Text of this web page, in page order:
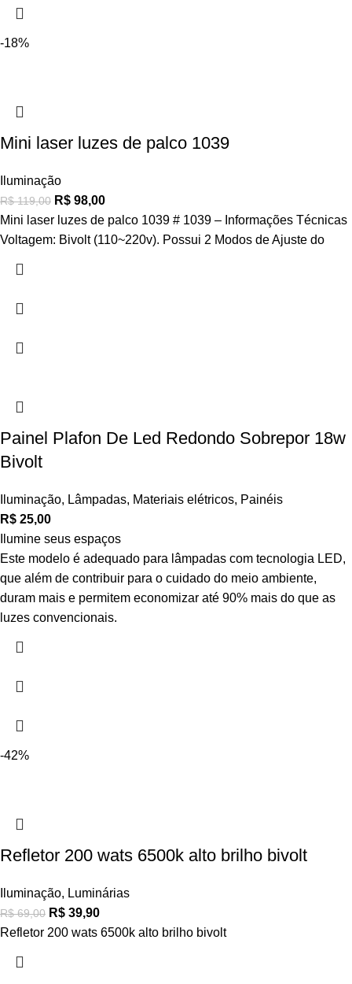
-18%
Mini laser luzes de palco 1039
Iluminação
R$119,00 R$ 98,00
Mini laser luzes de palco 1039 # 1039 – Informações Técnicas
Voltagem: Bivolt (110~220v). Possui 2 Modos de Ajuste do
Painel Plafon De Led Redondo Sobrepor 18w
Bivolt
Iluminação, Lâmpadas, Materiais elétricos, Painéis
R$ 25,00
Ilumine seus espaços
Este modelo é adequado para lâmpadas com tecnologia LED,
que além de contribuir para o cuidado do meio ambiente,
duram mais e permitem economizar até 90% mais do que as
luzes convencionais.
-42%
Refletor 200 wats 6500k alto brilho bivolt
Iluminação, Luminárias
R$69,00 R$ 39,90
Refletor 200 wats 6500k alto brilho bivolt